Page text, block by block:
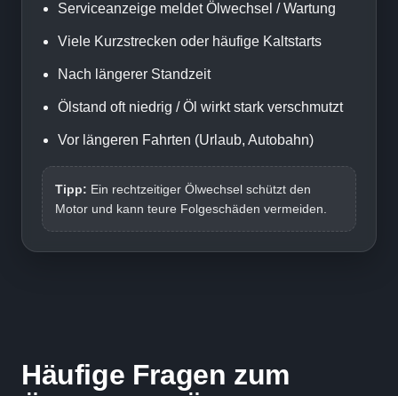
Serviceanzeige meldet Ölwechsel / Wartung
Viele Kurzstrecken oder häufige Kaltstarts
Nach längerer Standzeit
Ölstand oft niedrig / Öl wirkt stark verschmutzt
Vor längeren Fahrten (Urlaub, Autobahn)
Tipp: Ein rechtzeitiger Ölwechsel schützt den
Motor und kann teure Folgeschäden vermeiden.
Häufige Fragen zum